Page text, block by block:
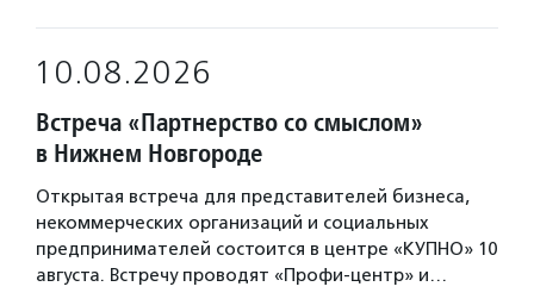
10.08.2026
Встреча «Партнерство со смыслом»
в Нижнем Новгороде
Открытая встреча для представителей бизнеса,
некоммерческих организаций и социальных
предпринимателей состоится в центре «КУПНО» 10
августа. Встречу проводят «Профи-центр» и…